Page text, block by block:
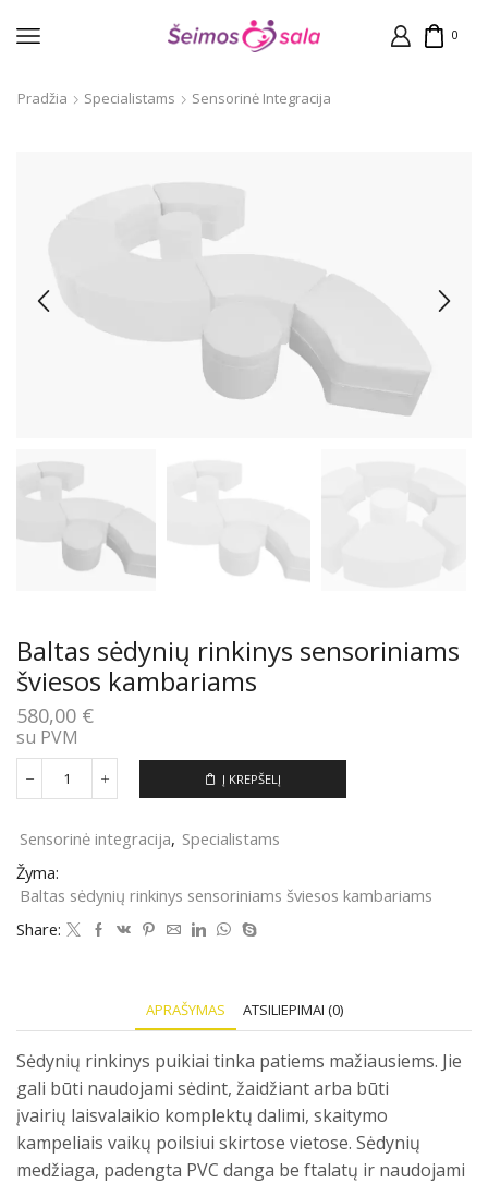
0
Pradžia Specialistams Sensorinė Integracija
Baltas sėdynių rinkinys sensoriniams
šviesos kambariams
580,00 €
su PVM
produkto
sėdynių
sensoriniams
šviesos
kambariams
Į KREPŠELĮ
Sensorinė integracija, Specialistams
Žyma:
Baltas sėdynių rinkinys sensoriniams šviesos kambariams
Share:
APRAŠYMAS ATSILIEPIMAI (0)
Sėdynių rinkinys puikiai tinka patiems mažiausiems. Jie
gali būti naudojami sėdint, žaidžiant arba būti
įvairių laisvalaikio komplektų dalimi, skaitymo
kampeliais vaikų poilsiui skirtose vietose. Sėdynių
medžiaga, padengta PVC danga be ftalatų ir naudojami